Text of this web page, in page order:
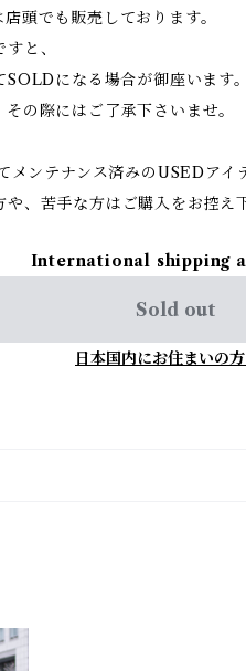
頭でも販売しております。
と、
になる場合が御座います。
の際にはご了承下さいませ。
ンテナンス済みのUSEDアイ
、苦手な方はご購入をお控え
International shipping
Sold out
日本国内にお住まいの